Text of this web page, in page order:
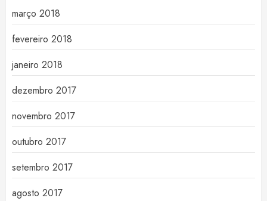
março 2018
fevereiro 2018
janeiro 2018
dezembro 2017
novembro 2017
outubro 2017
setembro 2017
agosto 2017